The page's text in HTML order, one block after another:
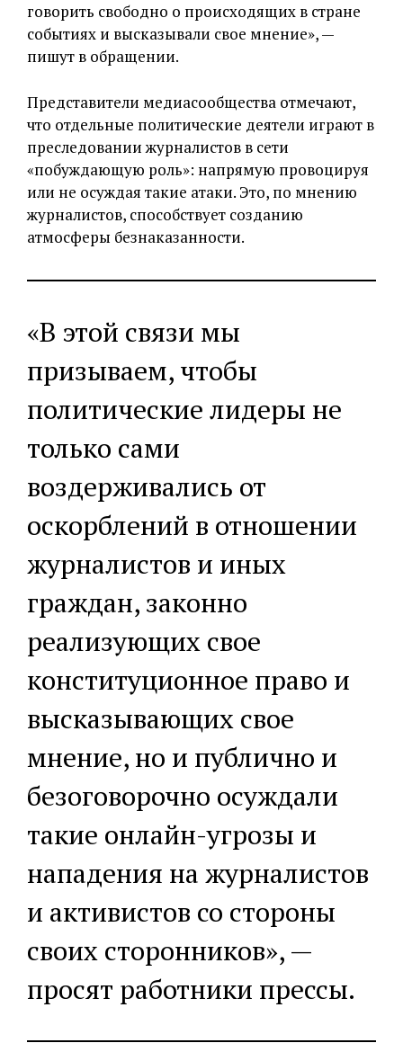
говорить свободно о происходящих в стране
событиях и высказывали свое мнение», —
пишут в обращении.
Представители медиасообщества отмечают,
что отдельные политические деятели играют в
преследовании журналистов в сети
«побуждающую роль»: напрямую провоцируя
или не осуждая такие атаки. Это, по мнению
журналистов, способствует созданию
атмосферы безнаказанности.
«В этой связи мы
призываем, чтобы
политические лидеры не
только сами
воздерживались от
оскорблений в отношении
журналистов и иных
граждан, законно
реализующих свое
конституционное право и
высказывающих свое
мнение, но и публично и
безоговорочно осуждали
такие онлайн-угрозы и
нападения на журналистов
и активистов со стороны
своих сторонников», —
просят работники прессы.